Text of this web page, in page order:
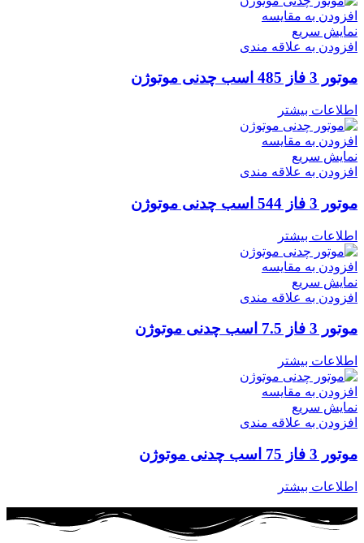
افزودن به مقایسه
نمایش سریع
افزودن به علاقه مندی
موتور 3 فاز 485 اسب چدنی موتوژن
اطلاعات بیشتر
افزودن به مقایسه
نمایش سریع
افزودن به علاقه مندی
موتور 3 فاز 544 اسب چدنی موتوژن
اطلاعات بیشتر
افزودن به مقایسه
نمایش سریع
افزودن به علاقه مندی
موتور 3 فاز 7.5 اسب چدنی موتوژن
اطلاعات بیشتر
افزودن به مقایسه
نمایش سریع
افزودن به علاقه مندی
موتور 3 فاز 75 اسب چدنی موتوژن
اطلاعات بیشتر